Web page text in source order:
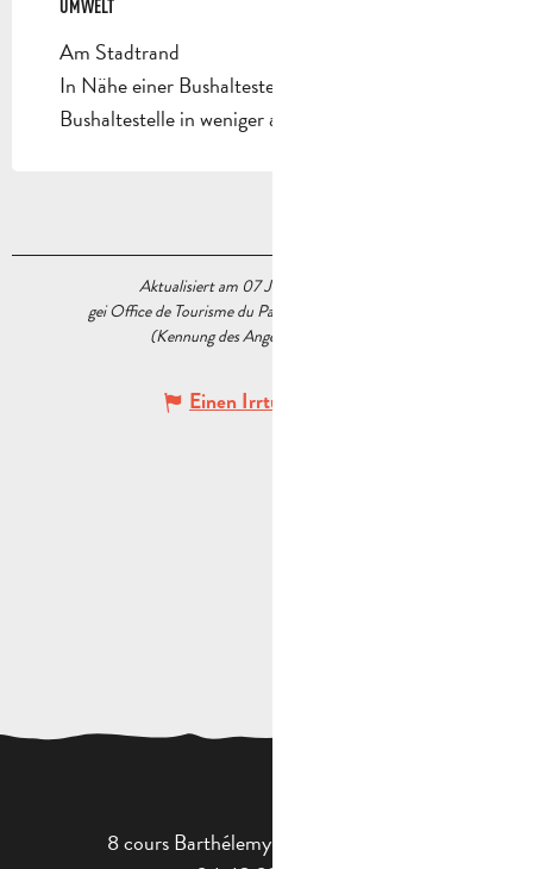
UMWELT
UMWELT
Am Stadtrand
In Nähe einer Bushaltestelle
Bushaltestelle in weniger als 500 m
Aktualisiert am 07 Juli 2026 Um 17:33
gei Office de Tourisme du Pays d’Aubagne et de l’Étoile
(Kennung des Angebots :
Einen Irrtum angeben
8 cours Barthélemy - 13400 Aubagne